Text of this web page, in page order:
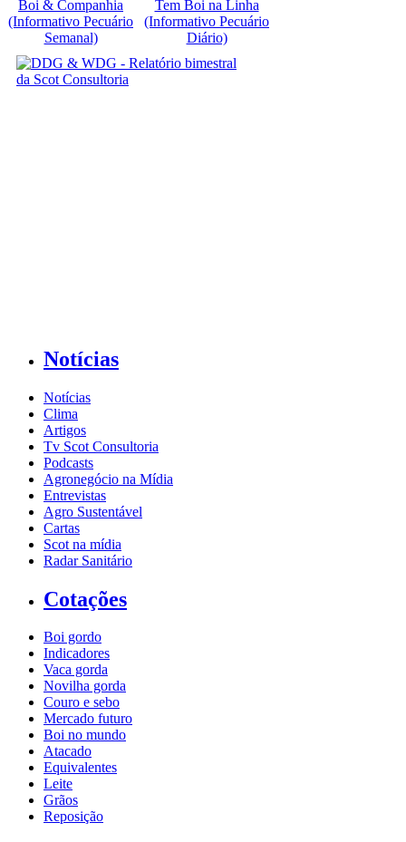
Boi & Companhia
(Informativo Pecuário
Semanal)
Tem Boi na Linha
(Informativo Pecuário
Diário)
Notícias
Notícias
Clima
Artigos
Tv Scot Consultoria
Podcasts
Agronegócio na Mídia
Entrevistas
Agro Sustentável
Cartas
Scot na mídia
Radar Sanitário
Cotações
Boi gordo
Indicadores
Vaca gorda
Novilha gorda
Couro e sebo
Mercado futuro
Boi no mundo
Atacado
Equivalentes
Leite
Grãos
Reposição